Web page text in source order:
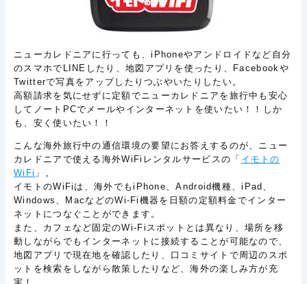
ニューカレドニアに行っても、iPhoneやアンドロイドなど自分
のスマホでLINEしたり、地図アプリを使ったり、Facebookや
Twitterで写真をアップしたりつぶやいたりしたい。
高額請求を気にせずに定額でニューカレドニアを旅行中も安心
してノートPCでメールやインターネットを使いたい！！しか
も、安く使いたい！！
こんな海外旅行中の通信環境の要望にお答えするのが、ニュー
カレドニアで使える海外WiFiレンタルサービスの「 イモトの
WiFi 」。
イモトのWiFiは、海外でもiPhone、Android機種、iPad、
Windows、MacなどのWi-Fi機器を日額の定額料金でインター
ネットにつなぐことができます。
また、カフェなど固定のWi-Fiスポットとは異なり、場所を移
動しながらでもインターネットに接続することが可能なので、
地図アプリで現在地を確認したり、口コミサイトで周辺のスポ
ットを検索をしながら散策したりなど、海外の楽しみ方が充